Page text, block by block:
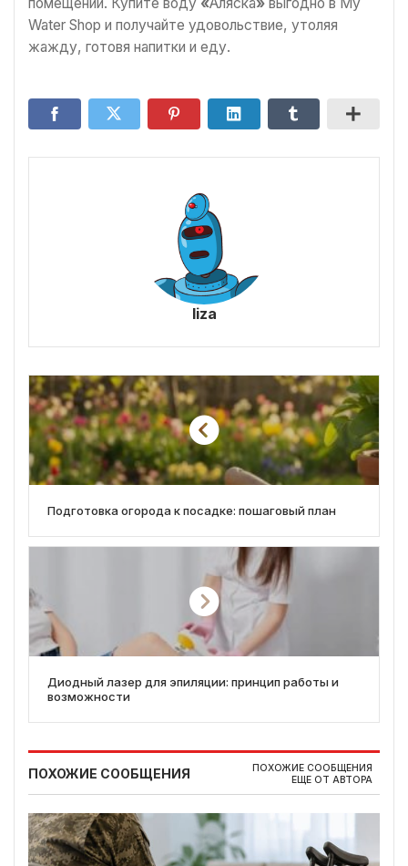
Water Shop и получайте удовольствие, утоляя
жажду, готовя напитки и еду.
liza
Подготовка огорода к посадке: пошаговый план
Диодный лазер для эпиляции: принцип работы и
возможности
ПОХОЖИЕ СООБЩЕНИЯ
ПОХОЖИЕ СООБЩЕНИЯ
ЕЩЕ ОТ АВТОРА